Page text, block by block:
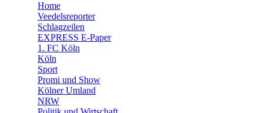
Home
Veedelsreporter
Schlagzeilen
EXPRESS E-Paper
1. FC Köln
Köln
Sport
Promi und Show
Kölner Umland
NRW